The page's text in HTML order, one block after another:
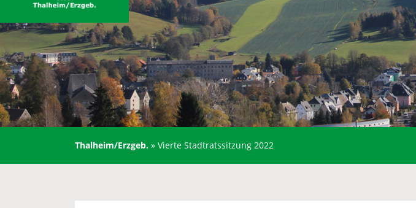
Thalheim/Erzgeb. » Vierte Stadtratssitzung 2022